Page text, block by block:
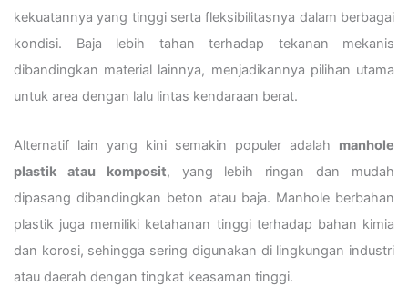
kekuatannya yang tinggi serta fleksibilitasnya dalam berbagai
kondisi. Baja lebih tahan terhadap tekanan mekanis
dibandingkan material lainnya, menjadikannya pilihan utama
untuk area dengan lalu lintas kendaraan berat.
Alternatif lain yang kini semakin populer adalah manhole
plastik atau komposit, yang lebih ringan dan mudah
dipasang dibandingkan beton atau baja. Manhole berbahan
plastik juga memiliki ketahanan tinggi terhadap bahan kimia
dan korosi, sehingga sering digunakan di lingkungan industri
atau daerah dengan tingkat keasaman tinggi.